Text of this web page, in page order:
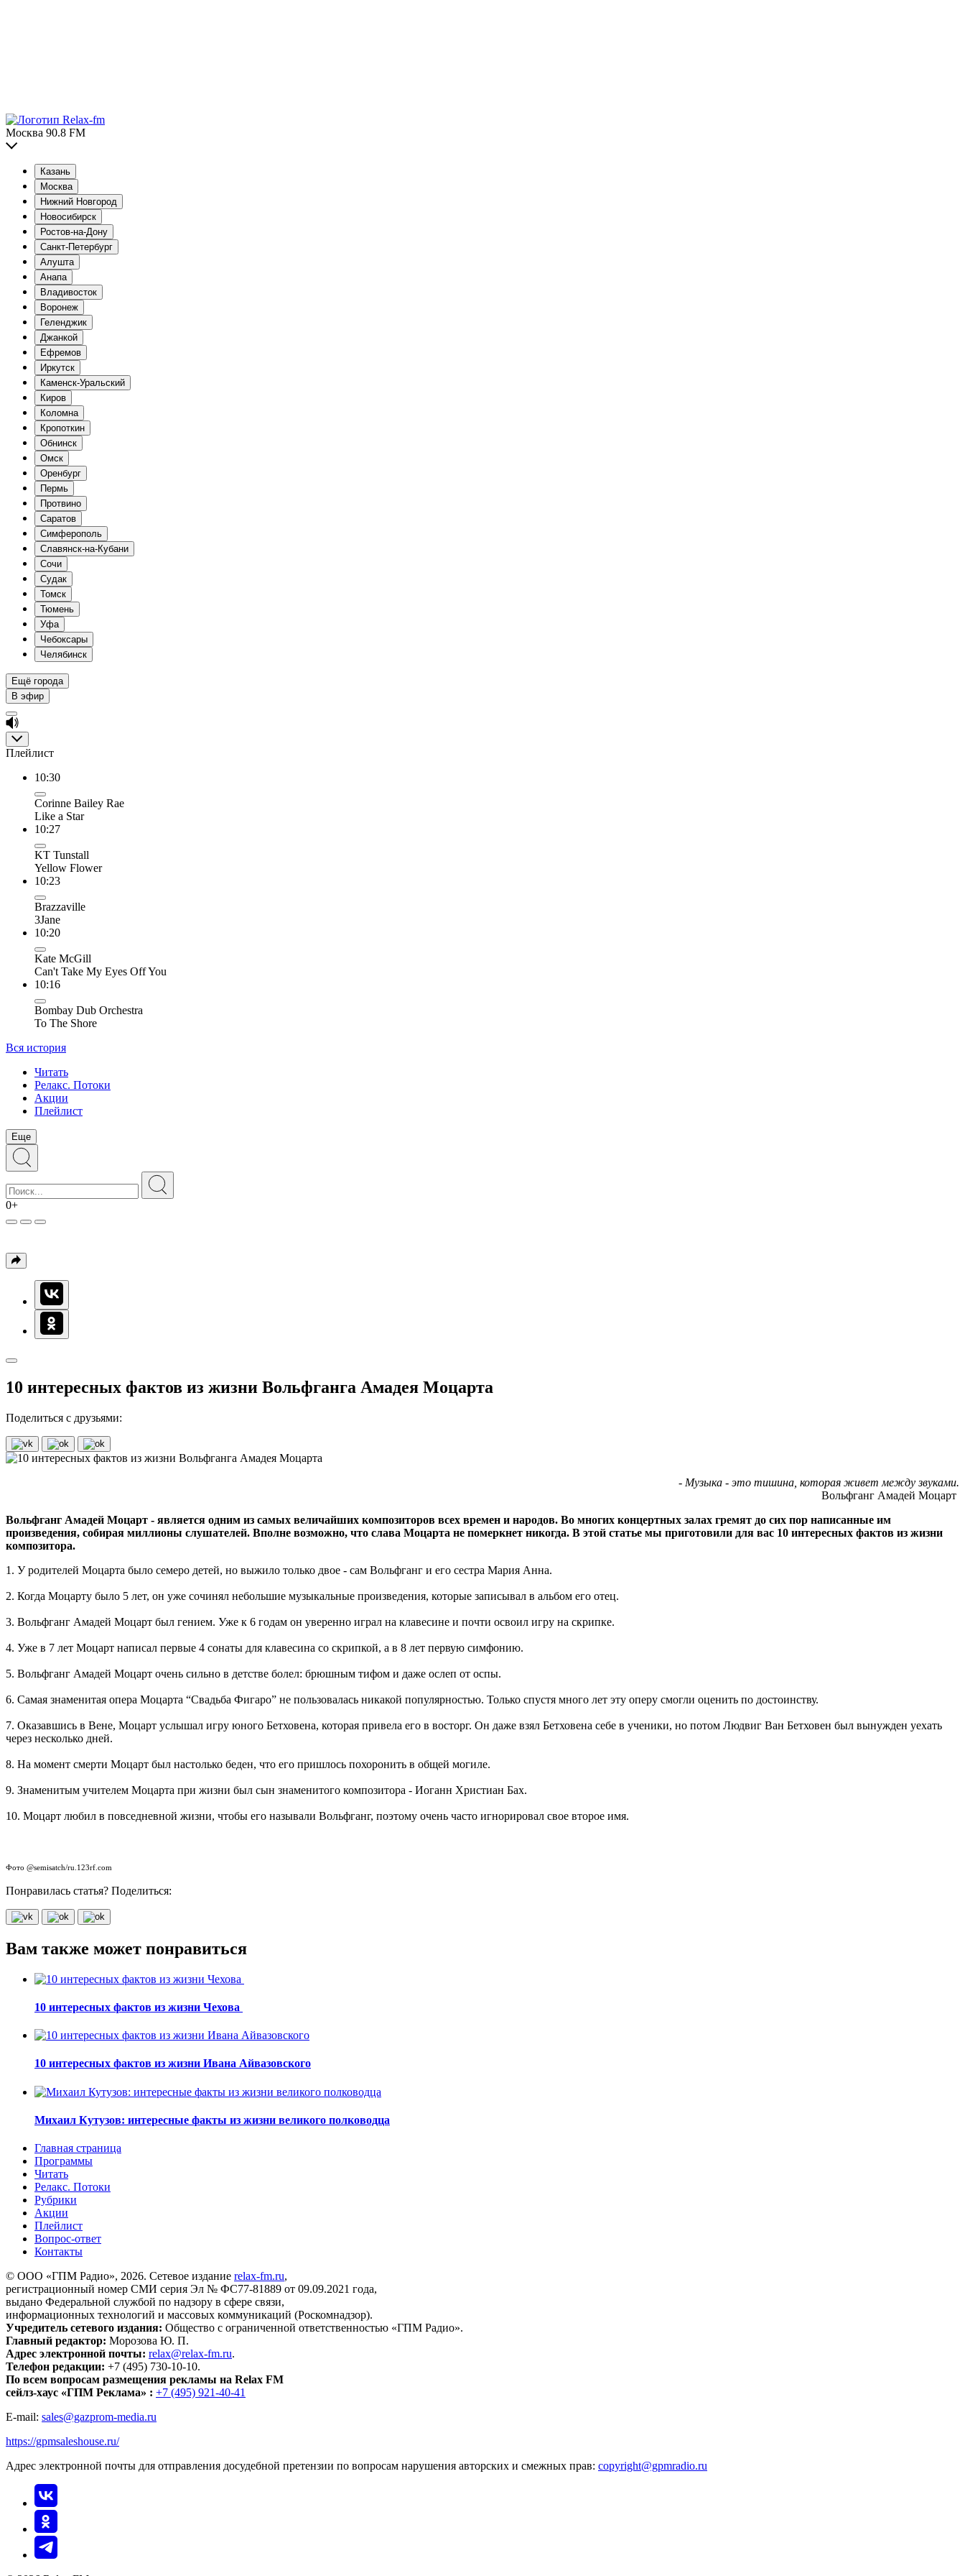
Москва 90.8 FM
Казань
Москва
Нижний Новгород
Новосибирск
Ростов-на-Дону
Санкт-Петербург
Алушта
Анапа
Владивосток
Воронеж
Геленджик
Джанкой
Ефремов
Иркутск
Каменск-Уральский
Киров
Коломна
Кропоткин
Обнинск
Омск
Оренбург
Пермь
Протвино
Саратов
Симферополь
Славянск-на-Кубани
Сочи
Судак
Томск
Тюмень
Уфа
Чебоксары
Челябинск
Ещё города
В эфир
Плейлист
10:30
Corinne Bailey Rae
Like a Star
10:27
KT Tunstall
Yellow Flower
10:23
Brazzaville
3Jane
10:20
Kate McGill
Can't Take My Eyes Off You
10:16
Bombay Dub Orchestra
To The Shore
Вся история
Читать
Релакс. Потоки
Акции
Плейлист
Еще
0+
10 интересных фактов из жизни Вольфганга Амадея Моцарта
Поделиться с друзьями:
- Музыка - это тишина, которая живет между звуками.
Вольфганг Амадей Моцарт
Вольфганг Амадей Моцарт - является одним из самых величайших композиторов всех времен и народов. Во многих концертных залах гремят до сих пор написанные им
произведения, собирая миллионы слушателей. Вполне возможно, что слава Моцарта не померкнет никогда. В этой статье мы приготовили для вас 10 интересных фактов из жизни
композитора.
1. У родителей Моцарта было семеро детей, но выжило только двое - сам Вольфганг и его сестра Мария Анна.
2. Когда Моцарту было 5 лет, он уже сочинял небольшие музыкальные произведения, которые записывал в альбом его отец.
3. Вольфганг Амадей Моцарт был гением. Уже к 6 годам он уверенно играл на клавесине и почти освоил игру на скрипке.
4. Уже в 7 лет Моцарт написал первые 4 сонаты для клавесина со скрипкой, а в 8 лет первую симфонию.
5. Вольфганг Амадей Моцарт очень сильно в детстве болел: брюшным тифом и даже ослеп от оспы.
6. Самая знаменитая опера Моцарта “Свадьба Фигаро” не пользовалась никакой популярностью. Только спустя много лет эту оперу смогли оценить по достоинству.
7. Оказавшись в Вене, Моцарт услышал игру юного Бетховена, которая привела его в восторг. Он даже взял Бетховена себе в ученики, но потом Людвиг Ван Бетховен был вынужден уехать
через несколько дней.
8. На момент смерти Моцарт был настолько беден, что его пришлось похоронить в общей могиле.
9. Знаменитым учителем Моцарта при жизни был сын знаменитого композитора - Иоганн Христиан Бах.
10. Моцарт любил в повседневной жизни, чтобы его называли Вольфганг, поэтому очень часто игнорировал свое второе имя.
Фото @semisatch/ru.123rf.com
Понравилась статья? Поделиться:
Вам также может понравиться
10 интересных фактов из жизни Чехова
10 интересных фактов из жизни Ивана Айвазовского
Михаил Кутузов: интересные факты из жизни великого полководца
Главная страница
Программы
Читать
Релакс. Потоки
Рубрики
Акции
Плейлист
Вопрос-ответ
Контакты
© ООО «ГПМ Радио», 2026. Сетевое издание relax-fm.ru,
регистрационный номер СМИ серия Эл № ФС77-81889 от 09.09.2021 года,
выдано Федеральной службой по надзору в сфере связи,
информационных технологий и массовых коммуникаций (Роскомнадзор).
Учредитель сетевого издания: Общество с ограниченной ответственностью «ГПМ Радио».
Главный редактор: Морозова Ю. П.
Адрес электронной почты: relax@relax-fm.ru.
Телефон редакции: +7 (495) 730-10-10.
По всем вопросам размещения рекламы на Relax FM
сейлз-хаус «ГПМ Реклама» : +7 (495) 921-40-41
E-mail: sales@gazprom-media.ru
https://gpmsaleshouse.ru/
Адрес электронной почты для отправления досудебной претензии по вопросам нарушения авторских и смежных прав: copyright@gpmradio.ru